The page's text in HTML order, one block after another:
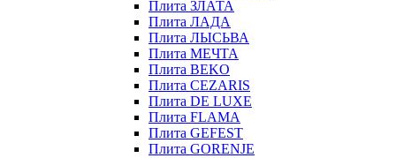
Плита ЗЛАТА
Плита ЛАДА
Плита ЛЫСЬВА
Плита МЕЧТА
Плита BEKO
Плита CEZARIS
Плита DE LUXE
Плита FLAMA
Плита GEFEST
Плита GORENJE